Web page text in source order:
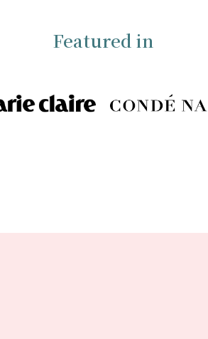
Featured in